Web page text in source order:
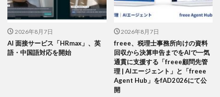
2026年8月7日
AI 面接サービス「HRmax」、英
語・中国語対応を開始
2026年8月7日
freee、税理士事務所向けの資料
回収から決算申告までをAIで一気
通貫に支援する「freee顧問先管
理 | AIエージェント」と「freee
Agent Hub」をfAD2026にて公
開